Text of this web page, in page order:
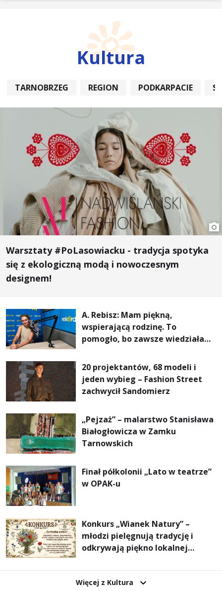
Kultura
TARNOBRZEG REGION PODKARPACIE
Warsztaty #PoLasowiacku - tradycja spotyka
się z ekologiczną modą i nowoczesnym
designem!
A. Rebisz: Mam piękną,
wspierającą rodzinę. To
pomogło, bo zawsze wiedziałam,
najważniejsza
20 projektantów, 68 modeli i
jeden wybieg – Fashion Street
zachwycił Sandomierz
„Pejzaż” – malarstwo Stanisława
Białogłowicza w Zamku
Tarnowskich
Finał półkolonii „Lato w teatrze”
w OPAK-u
Konkurs „Wianek Natury” –
młodzi pielęgnują tradycję i
odkrywają piękno lokalnej
Więcej z Kultura